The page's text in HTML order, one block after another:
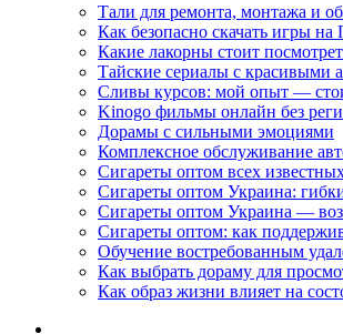
Тали для ремонта, монтажа и
Как безопасно скачать игры на
Какие лакорны стоит
Тайские сериалы с красивыми
Сливы курсов: мой опыт —
Kinogo фильмы онлайн без
Дорамы с сильными эмоциями
Комплексное обслуживание
Сигареты оптом всех
Сигареты оптом Украина:
Сигареты оптом Украина —
Сигареты оптом: как
Обучение востребованным
Как выбрать дораму для
Как образ жизни влияет на